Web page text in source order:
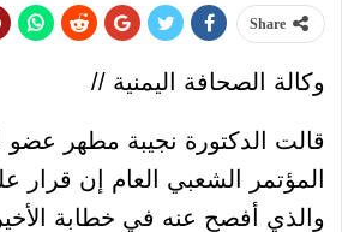
Share
وكالة الصحافة اليمنية //
قالت الدكتورة نجيبة مطهر عضو
المؤتمر الشعبي العام إن قرار
والذي أفصح عنه في خطابة